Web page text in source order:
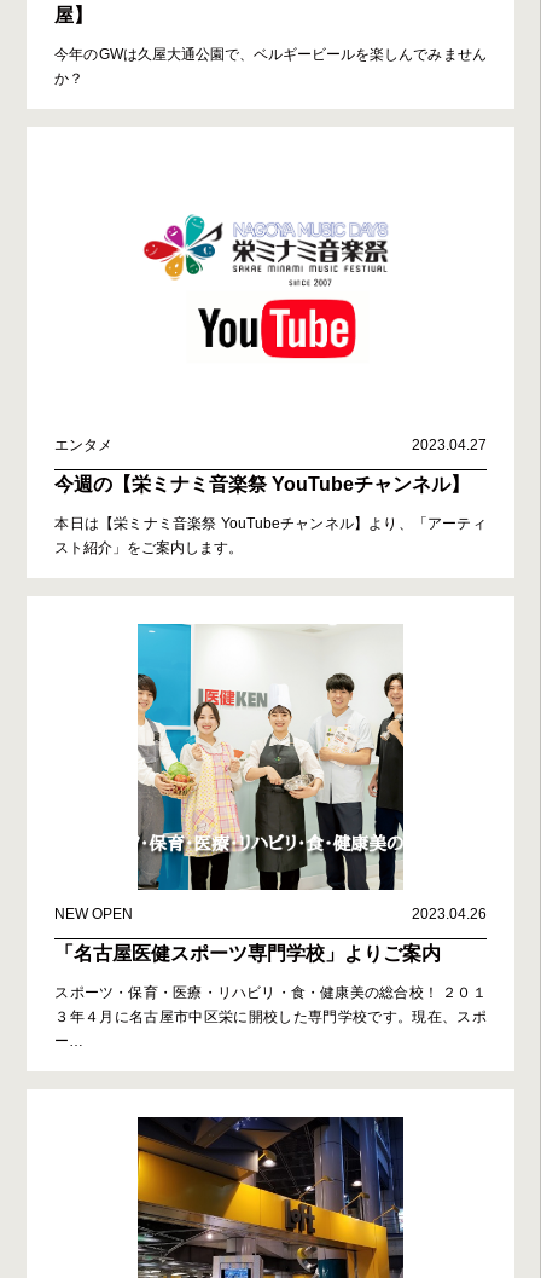
屋】
今年のGWは久屋大通公園で、ベルギービールを楽しんでみません
か？
エンタメ 2023.04.27
今週の【栄ミナミ音楽祭 YouTubeチャンネル】
本日は【栄ミナミ音楽祭 YouTubeチャンネル】より、「アーティ
スト紹介」をご案内します。
NEW OPEN 2023.04.26
「名古屋医健スポーツ専門学校」よりご案内
スポーツ・保育・医療・リハビリ・食・健康美の総合校！ ２０１
３年４月に名古屋市中区栄に開校した専門学校です。現在、スポ
ー